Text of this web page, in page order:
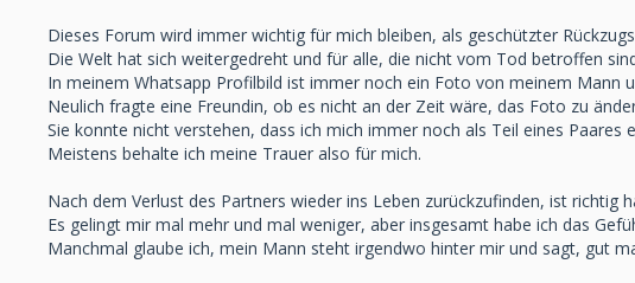
Dieses Forum wird immer wichtig für mich bleiben, als geschützter
Die Welt hat sich weitergedreht und für alle, die nicht vom Tod betroffen
In meinem Whatsapp Profilbild ist immer noch ein Foto von meinem Mann
Neulich fragte eine Freundin, ob es nicht an der Zeit wäre, das Foto zu
Sie konnte nicht verstehen, dass ich mich immer noch als Teil eines
Meistens behalte ich meine Trauer also für mich.
Nach dem Verlust des Partners wieder ins Leben zurückzufinden, ist richtig
Es gelingt mir mal mehr und mal weniger, aber insgesamt habe ich das
Manchmal glaube ich, mein Mann steht irgendwo hinter mir und sagt, gut